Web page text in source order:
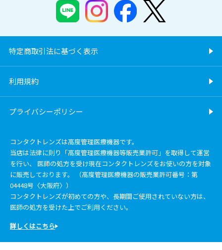
特定商取引法に基づく表示
利用規約
プライバシーポリシー
コンタクトレンズは高度管理医療機器です。
当店は法律に則り「高度管理医療機器等販売業許可」を取得して運営
を行い、 医師の処方を受け現在コンタクトレンズをお使いの方を対象
に販売しております。 （高度管理医療機器の販売業許可番号：第
04448号〈大阪府〉）
コンタクトレンズが初めての方や、長期間ご使用されていない方は、
医師の処方を受けた上でご利用ください。
詳しくはこちら